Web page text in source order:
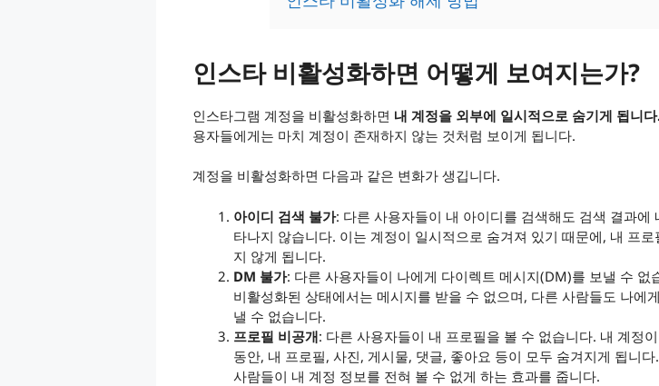
인스타 비활성화하면 어떻게 보여지는가?
인스타그램 계정을 비활성화하면 내 계정을 외부에 일시적으로 숨기게 됩니
용자들에게는 마치 계정이 존재하지 않는 것처럼 보이게 됩니다.
계정을 비활성화하면 다음과 같은 변화가 생깁니다.
아이디 검색 불가: 다른 사용자들이 내 아이디를 검색해도 검색 결과에
타나지 않습니다. 이는 계정이 일시적으로 숨겨져 있기 때문에, 내 프로
지 않게 됩니다.
DM 불가: 다른 사용자들이 나에게 다이렉트 메시지(DM)를 보낼 수 없
비활성화된 상태에서는 메시지를 받을 수 없으며, 다른 사람들도 나에
낼 수 없습니다.
프로필 비공개: 다른 사용자들이 내 프로필을 볼 수 없습니다. 내 계정
동안, 내 프로필, 사진, 게시물, 댓글, 좋아요 등이 모두 숨겨지게 됩니다
사람들이 내 계정 정보를 전혀 볼 수 없게 하는 효과를 줍니다.